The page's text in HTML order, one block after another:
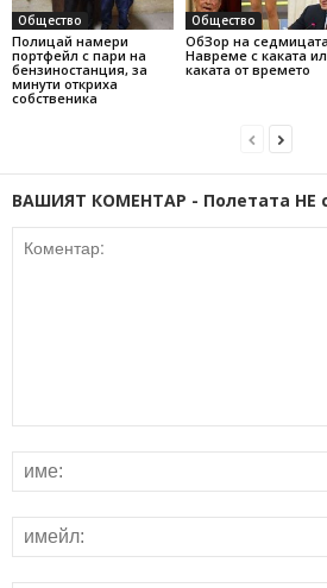
Общество
Полицай намери
портфейл с пари на
бензиностанция, за
минути откриха
собственика
Общество
ОбЗор на
Навреме с каката
каката от времето
ВАШИЯТ КОМЕНТАР - Полетата НЕ